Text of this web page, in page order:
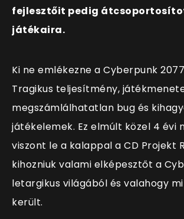
fejlesztőit pedig
játékaira.
Ki ne emlékezne a Cyberpunk
Tragikus teljesítmény,
megszámlálhatatlan bug és
játékelemek. Ez elmúlt közel 4 évi
viszont le a kalappal a CD Projekt
kihozniuk valami elképesztőt a
letargikus világából és valahogy
került.